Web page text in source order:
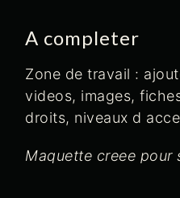
A completer
Zone de travail :
videos, images,
droits, niveaux d
Maquette creee pour